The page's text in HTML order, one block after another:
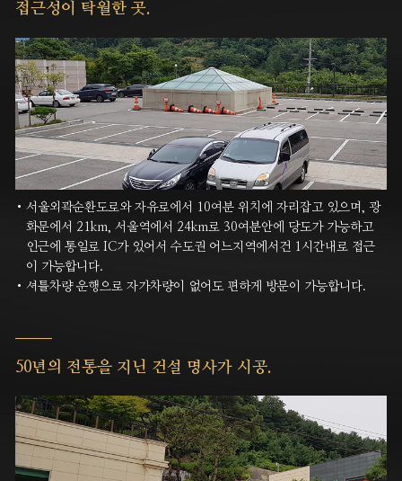
접근성이 탁월한 곳.
서울외곽순환도로와 자유로에서 10여분 위치에 자리잡고 있으며, 광
화문에서 21km, 서울역에서 24km로 30여분안에 당도가 가능하고
인근에 통일로 IC가 있어서 수도권 어느지역에서건 1시간내로 접근
이 가능합니다.
셔틀차량 운행으로 자가차량이 없어도 편하게 방문이 가능합니다.
50년의 전통을 지닌 건설 명사가 시공.